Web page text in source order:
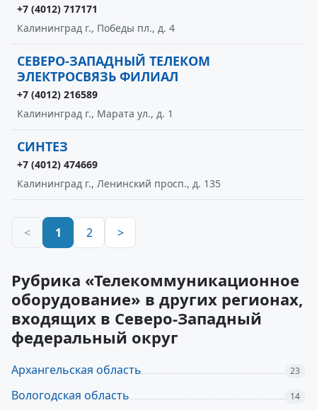
+7 (4012) 717171
Калининград г., Победы пл., д. 4
СЕВЕРО-ЗАПАДНЫЙ ТЕЛЕКОМ
ЭЛЕКТРОСВЯЗЬ ФИЛИАЛ
+7 (4012) 216589
Калининград г., Марата ул., д. 1
СИНТЕЗ
+7 (4012) 474669
Калининград г., Ленинский просп., д. 135
< 1 2 >
Рубрика «Телекоммуникационное
оборудование» в других регионах,
входящих в Северо-Западный
федеральный округ
Архангельская область 23
Вологодская область 14